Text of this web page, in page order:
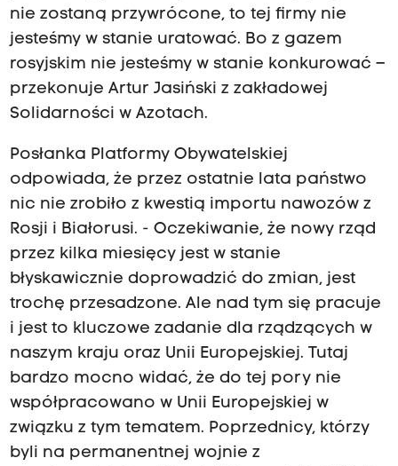
nie zostaną przywrócone, to tej firmy nie
jesteśmy w stanie uratować. Bo z gazem
rosyjskim nie jesteśmy w stanie konkurować –
przekonuje Artur Jasiński z zakładowej
Solidarności w Azotach.
Posłanka Platformy Obywatelskiej
odpowiada, że przez ostatnie lata państwo
nic nie zrobiło z kwestią importu nawozów z
Rosji i Białorusi. - Oczekiwanie, że nowy rząd
przez kilka miesięcy jest w stanie
błyskawicznie doprowadzić do zmian, jest
trochę przesadzone. Ale nad tym się pracuje
i jest to kluczowe zadanie dla rządzących w
naszym kraju oraz Unii Europejskiej. Tutaj
bardzo mocno widać, że do tej pory nie
współpracowano w Unii Europejskiej w
związku z tym tematem. Poprzednicy, którzy
byli na permanentnej wojnie z